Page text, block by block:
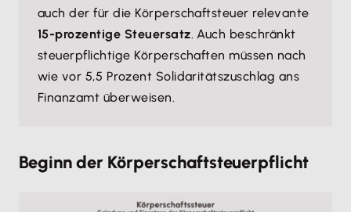
auch der für die Körperschaftsteuer relevante
15-prozentige Steuersatz. Auch beschränkt
steuerpflichtige Körperschaften müssen nach
wie vor 5,5 Prozent Solidaritätszuschlag ans
Finanzamt überweisen.
Beginn der Körperschaftsteuerpflicht